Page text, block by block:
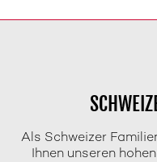
Als Schweizer
Ihnen unseren